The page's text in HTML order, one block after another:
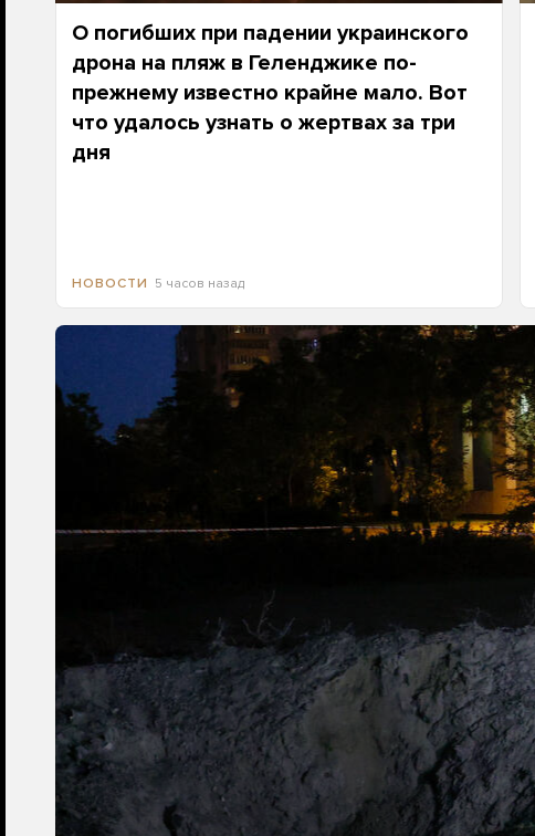
О погибших при падении украинского
дрона на пляж в Геленджике по-
прежнему известно крайне мало. Вот
что удалось узнать о жертвах за три
дня
НОВОСТИ 5 часов назад